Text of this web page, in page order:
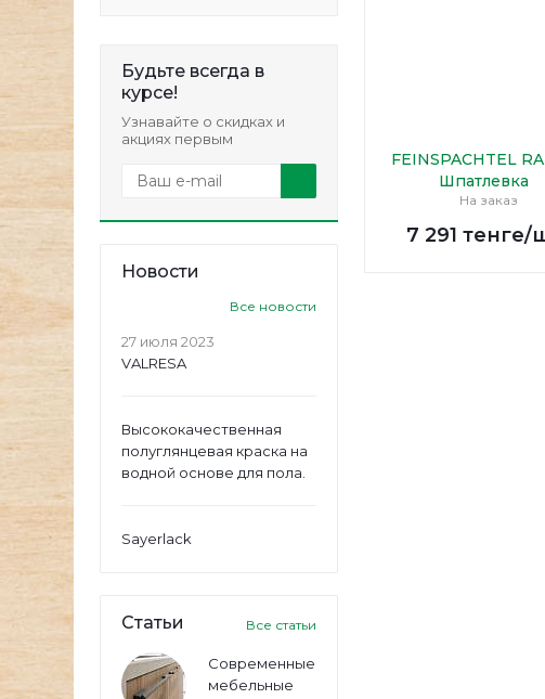
Будьте всегда в
курсе!
Узнавайте о скидках и
акциях первым
Новости
Все новости
27 июля 2023
VALRESA
Высококачественная
полуглянцевая краска на
водной основе для пола.
Sayerlack
Статьи Все статьи
Современные
мебельные
FEINSPACHTEL
Шпатлевка
На заказ
7 291 тенге/